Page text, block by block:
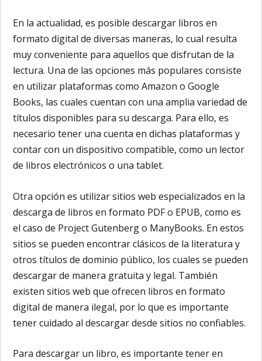
En la actualidad, es posible descargar libros en
formato digital de diversas maneras, lo cual resulta
muy conveniente para aquellos que disfrutan de la
lectura. Una de las opciones más populares consiste
en utilizar plataformas como Amazon o Google
Books, las cuales cuentan con una amplia variedad de
títulos disponibles para su descarga. Para ello, es
necesario tener una cuenta en dichas plataformas y
contar con un dispositivo compatible, como un lector
de libros electrónicos o una tablet.
Otra opción es utilizar sitios web especializados en la
descarga de libros en formato PDF o EPUB, como es
el caso de Project Gutenberg o ManyBooks. En estos
sitios se pueden encontrar clásicos de la literatura y
otros títulos de dominio público, los cuales se pueden
descargar de manera gratuita y legal. También
existen sitios web que ofrecen libros en formato
digital de manera ilegal, por lo que es importante
tener cuidado al descargar desde sitios no confiables.
Para descargar un libro, es importante tener en